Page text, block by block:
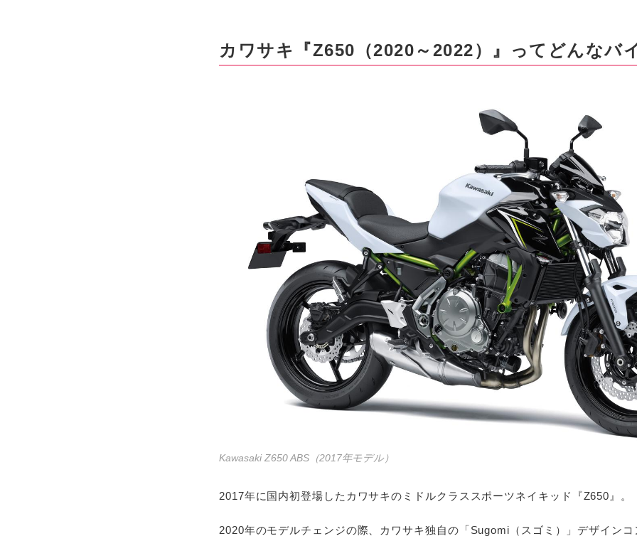
カワサキ『Z650（2020～2022）』ってどんなバ
Kawasaki Z650 ABS（2017年モデル）
2017年に国内初登場したカワサキのミドルクラススポーツネイキッド『Z650』。
2020年のモデルチェンジの際、カワサキ独自の「Sugomi（スゴミ）」デザイン